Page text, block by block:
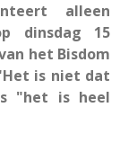
alleen
dinsdag 15
het Bisdom
is niet dat
"het is heel